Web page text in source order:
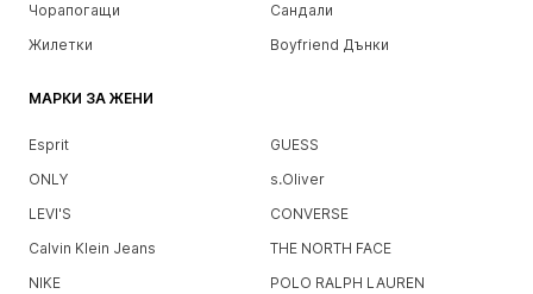
Чорапогащи
Сандали
Жилетки
Boyfriend Дънки
МАРКИ ЗА ЖЕНИ
Esprit
GUESS
ONLY
s.Oliver
LEVI'S
CONVERSE
Calvin Klein Jeans
THE NORTH FACE
NIKE
POLO RALPH LAUREN